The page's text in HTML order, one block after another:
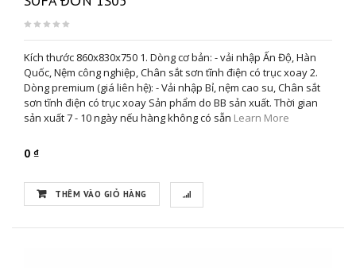
Kích thước 860x830x750 1. Dòng cơ bản: - vải nhập Ấn Độ, Hàn
Quốc, Nệm công nghiệp, Chân sắt sơn tĩnh điện có trục xoay 2.
Dòng premium (giá liên hệ): - Vải nhập Bỉ, nệm cao su, Chân sắt
sơn tĩnh điện có trục xoay Sản phẩm do BB sản xuất. Thời gian
sản xuất 7 - 10 ngày nếu hàng không có sẵn Learn More
0 ₫
THÊM VÀO GIỎ HÀNG